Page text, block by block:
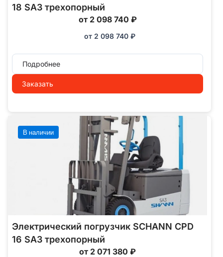
18 SA3 трехопорный
от 2 098 740 ₽
от 2 098 740 ₽
Подробнее
Заказать
В наличии
Электрический погрузчик SCHANN CPD
16 SA3 трехопорный
от 2 071 380 ₽